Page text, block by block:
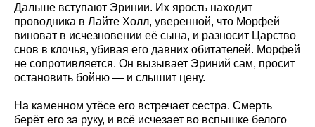
Дальше вступают Эринии. Их ярость находит
проводника в Лайте Холл, уверенной, что Морфей
виноват в исчезновении её сына, и разносит Царство
снов в клочья, убивая его давних обитателей. Морфей
не сопротивляется. Он вызывает Эриний сам, просит
остановить бойню — и слышит цену.
На каменном утёсе его встречает сестра. Смерть
берёт его за руку, и всё исчезает во вспышке белого